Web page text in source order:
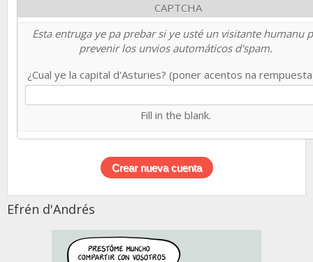
CAPTCHA
Esta entruga ye pa prebar si ye usté un visitante humanu
prevenir los unvios automáticos d'spam.
¿Cual ye la capital d'Asturies? (poner acentos na
Fill in the blank.
Efrén d'Andrés